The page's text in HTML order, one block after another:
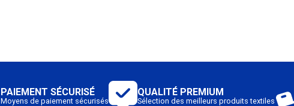
PAIEMENT SÉCURISÉ
Moyens de paiement sécurisés
QUALITÉ PREMIUM
Sélection des meilleurs produits textiles